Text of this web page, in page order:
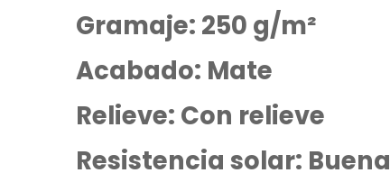
Gramaje: 250 g/m²
Acabado: Mate
Relieve: Con relieve
Resistencia solar: Buena